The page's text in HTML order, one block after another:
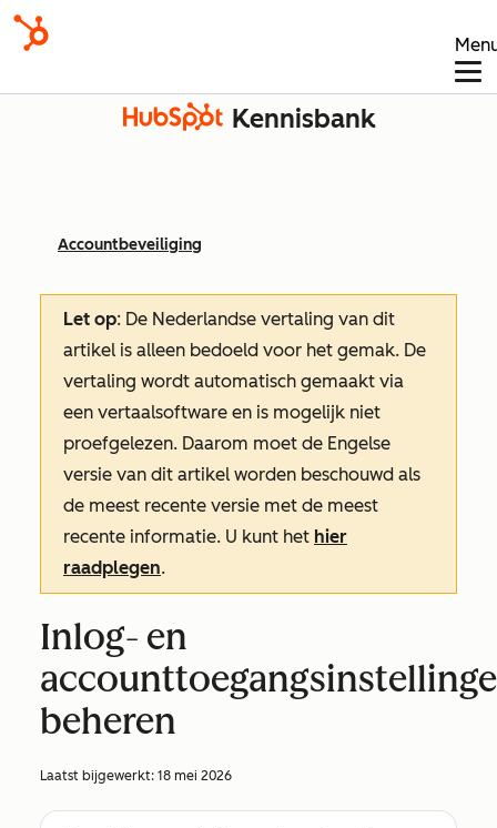
Kennisbank
Accountbeveiliging
Let op: De Nederlandse vertaling van dit
artikel is alleen bedoeld voor het gemak. De
vertaling wordt automatisch gemaakt via
een vertaalsoftware en is mogelijk niet
proefgelezen. Daarom moet de Engelse
versie van dit artikel worden beschouwd als
de meest recente versie met de meest
recente informatie. U kunt het hier
raadplegen.
Inlog- en
beheren
Laatst bijgewerkt: 18 mei 2026